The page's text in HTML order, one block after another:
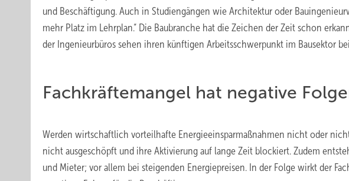
und Beschäftigung. Auch in Studiengängen wie Architektur oder
mehr Platz im Lehrplan.“ Die Baubranche hat die Zeichen der Zeit schon
der Ingenieurbüros sehen ihren künftigen Arbeitsschwerpunkt im Bausektor
Fachkräftemangel hat negative
Werden wirtschaftlich vorteilhafte Energieeinsparmaßnahmen nicht oder
nicht ausgeschöpft und ihre Aktivierung auf lange Zeit blockiert. Zudem
und Mieter; vor allem bei steigenden Energiepreisen. In der Folge wirkt der